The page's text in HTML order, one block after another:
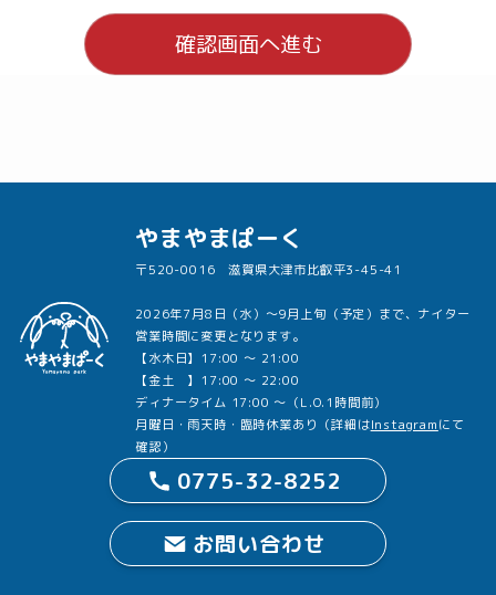
やまやまぱーく
〒520-0016 滋賀県大津市比叡平3-45-41
2026年7月8日（水）〜9月上旬（予定）まで、ナイター
営業時間に変更となります。
【水木日】17:00 〜 21:00
【金土 】17:00 〜 22:00
ディナータイム 17:00 〜（L.O.1時間前）
月曜日・雨天時・臨時休業あり（詳細はInstagramにて
確認）
0775-32-8252
お問い合わせ